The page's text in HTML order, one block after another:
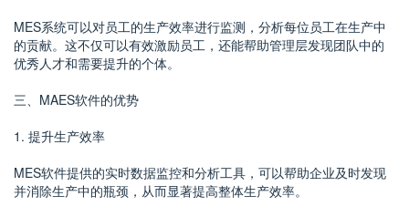
MES系统可以对员工的生产效率进行监测，分析每位员工在生产中
的贡献。这不仅可以有效激励员工，还能帮助管理层发现团队中的
优秀人才和需要提升的个体。
三、MAES软件的优势
1. 提升生产效率
MES软件提供的实时数据监控和分析工具，可以帮助企业及时发现
并消除生产中的瓶颈，从而显著提高整体生产效率。